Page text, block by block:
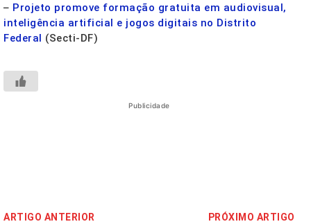
– Projeto promove formação gratuita em audiovisual,
inteligência artificial e jogos digitais no Distrito
Federal (Secti-DF)
Publicidade
ARTIGO ANTERIOR PRÓXIMO ARTIGO